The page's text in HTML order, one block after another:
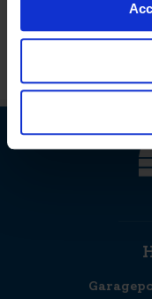
TEKNISK
Buzzer/siren